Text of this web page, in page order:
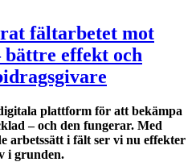
fältarbetet mot
effekt och
plattform för att bekämpa
– och den fungerar. Med
arbetssätt i fält ser vi nu effekter
i grunden.